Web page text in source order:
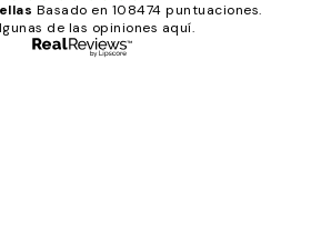
Basado en 108474 puntuaciones.
de las opiniones aquí.